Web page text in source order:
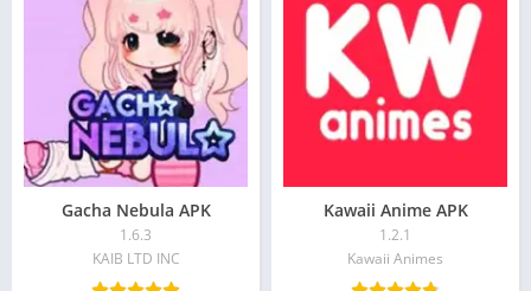
Gacha Nebula APK
1.6.3
KAIB LTD INC
Kawaii Anime APK
1.2.1
Kawaii Animes